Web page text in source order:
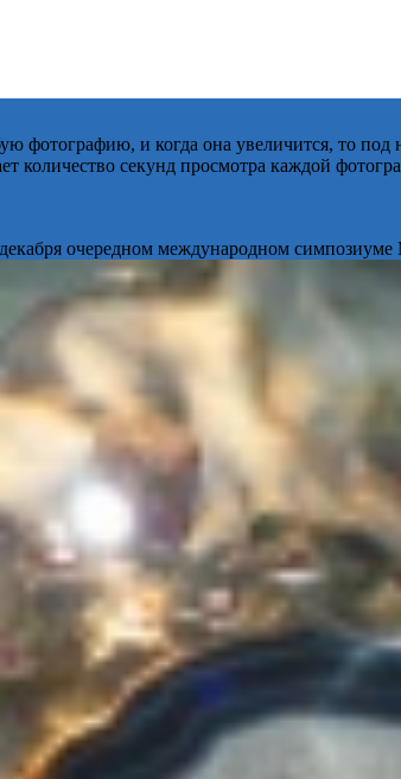
фотографию, и когда она увеличится, то
количество секунд просмотра каждой
очередном международном